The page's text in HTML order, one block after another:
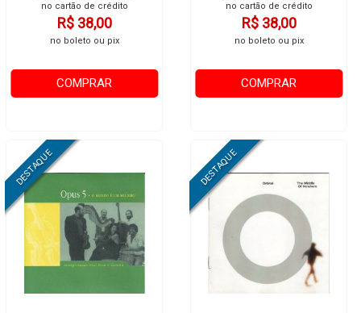
no cartão de crédito
R$ 38,00
no boleto ou pix
COMPRAR
no cartão de crédito
R$ 38,00
no boleto ou pix
COMPRAR